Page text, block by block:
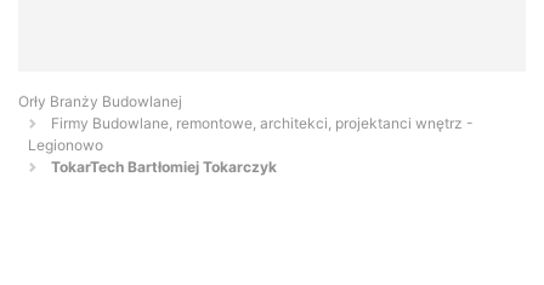
Orły Branży Budowlanej
Firmy Budowlane, remontowe, architekci, projektanci wnętrz -
Legionowo
TokarTech Bartłomiej Tokarczyk